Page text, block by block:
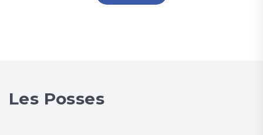
Les Posses